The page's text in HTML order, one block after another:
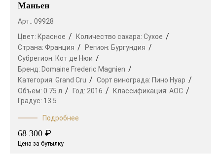
Маньен
Арт.: 09928
Цвет: Красное Количество сахара: Сухое
Страна: Франция Регион: Бургундия
Субрегион: Кот де Нюи
Бренд: Domaine Frederic Magnien
Категория: Grand Cru Сорт винограда: Пино Нуар
Объем: 0.75 л Год: 2016 Классификация: AOC
Градус: 13.5
Подробнее
68 300 ₽
Цена за бутылку